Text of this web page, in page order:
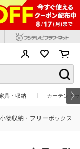
具・収納 カーテン・
小物収納・フリーボックス